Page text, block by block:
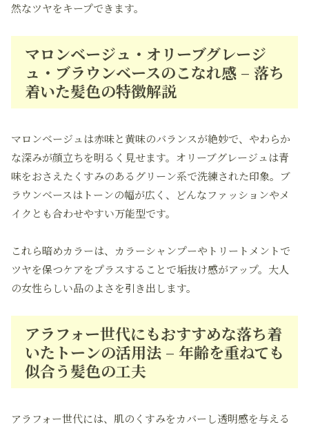
然なツヤをキープできます。
マロンベージュ・オリーブグレージ
ュ・ブラウンベースのこなれ感 – 落ち
着いた髪色の特徴解説
マロンベージュは赤味と黄味のバランスが絶妙で、やわらか
な深みが顔立ちを明るく見せます。オリーブグレージュは青
味をおさえたくすみのあるグリーン系で洗練された印象。ブ
ラウンベースはトーンの幅が広く、どんなファッションやメ
イクとも合わせやすい万能型です。
これら暗めカラーは、カラーシャンプーやトリートメントで
ツヤを保つケアをプラスすることで垢抜け感がアップ。大人
の女性らしい品のよさを引き出します。
アラフォー世代にもおすすめな落ち着
いたトーンの活用法 – 年齢を重ねても
似合う髪色の工夫
アラフォー世代には、肌のくすみをカバーし透明感を与える